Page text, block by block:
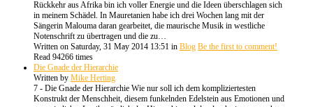
Rückkehr aus Afrika bin ich voller Energie und die Ideen überschlagen sich
in meinem Schädel. In Mauretanien habe ich drei Wochen lang mit der
Sängerin Malouma daran gearbeitet, die maurische Musik in westliche
Notenschrift zu übertragen und die zu…
Written on Saturday, 31 May 2014 13:51 in Blog Be the first to comment!
Read 94266 times
Die Gnade der Hierarchie
Written by Mike Herting
7 - Die Gnade der Hierarchie Wie nur soll ich dem kompliziertesten
Konstrukt der Menschheit, diesem funkelnden Edelstein aus Emotionen und